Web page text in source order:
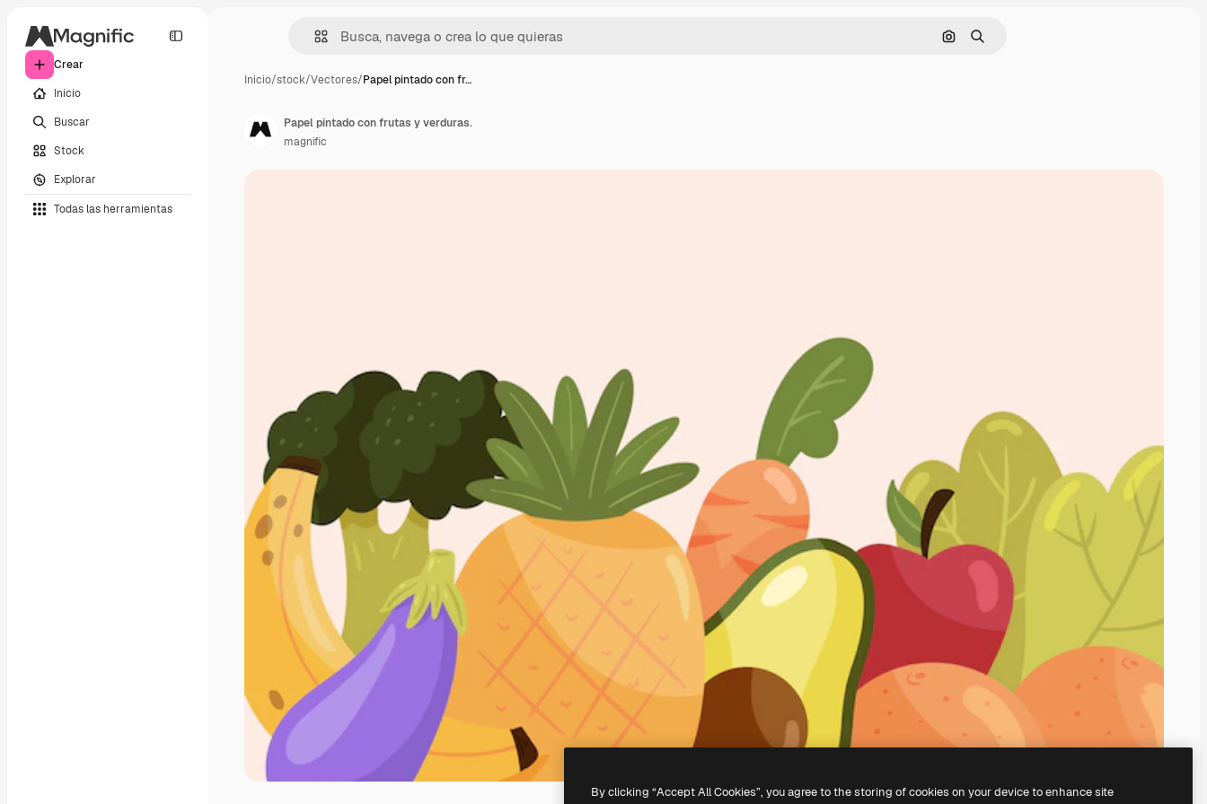
Crear
Inicio
Buscar
Stock
Explorar
Todas las herramientas
Buscar por imagen
Buscar
Inicio/stock/Vectores/Papel pintado con fr…
Papel pintado con frutas y verduras.
magnific
By clicking “Accept All Cookies”, you agree to the storing of cookies on your device to enhance site